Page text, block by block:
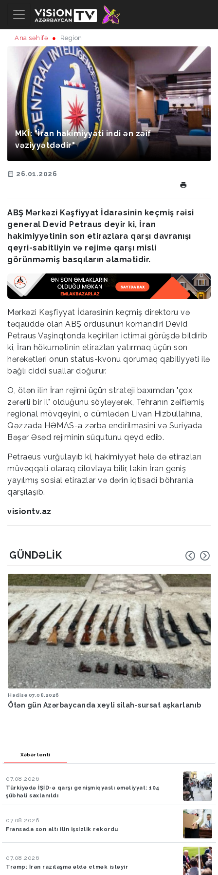
Ana səhifə Region
MKİ: "İran hakimiyyəti indi ən zəif
vəziyyətdədir"
26.01.2026
ABŞ Mərkəzi Kəşfiyyat İdarəsinin keçmiş rəisi
general Devid Petraus deyir ki, İran
hakimiyyətinin son etirazlara qarşı davranışı
qeyri-sabitliyin və rejimə qarşı misli
görünməmiş basqıların əlamətidir.
Mərkəzi Kəşfiyyat İdarəsinin keçmiş direktoru və
təqaüddə olan ABŞ ordusunun komandiri Devid
Petraus Vaşinqtonda keçirilən ictimai görüşdə bildirib
ki, İran hökumətinin etirazları yatırmaq üçün son
hərəkətləri onun status-kvonu qorumaq qabiliyyəti ilə
bağlı ciddi suallar doğurur.
O, ötən ilin İran rejimi üçün strateji baxımdan "çox
zərərli bir il" olduğunu söyləyərək, Tehranın zəifləmiş
regional mövqeyini, o cümlədən Livan Hizbullahına,
Qəzzada HƏMAS-a zərbə endirilməsini və Suriyada
Bəşər Əsəd rejiminin süqutunu qeyd edib.
Petraeus vurğulayıb ki, hakimiyyət hələ də etirazları
müvəqqəti olaraq cilovlaya bilir, lakin İran geniş
yayılmış sosial etirazlar və dərin iqtisadi böhranla
qarşılaşıb.
visiontv.az
GÜNDƏLIK
Hadisə 07.08.2026
Ötən gün Azərbaycanda xeyli silah-sursat aşkarlanıb
Xəbər lenti
07.08.2026
Türkiyədə İŞİD-ə qarşı genişmiqyaslı əməliyyat: 104
şübhəli saxlanıldı
07.08.2026
Fransada son altı ilin işsizlik rekordu
07.08.2026
Tramp: İran razılaşma əldə etmək istəyir